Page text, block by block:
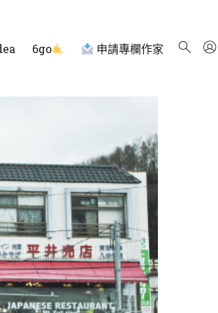
6go 申請專欄作家